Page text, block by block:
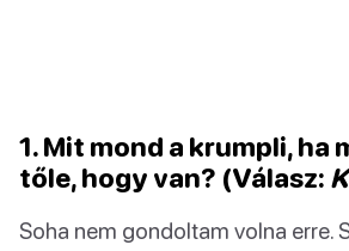
1. Mit mond a krumpli, ha
tőle, hogy van? (Válasz:
Soha nem gondoltam volna erre.